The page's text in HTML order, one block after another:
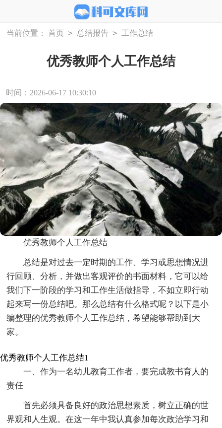
当前位置： 首页 > 总结报告 > 工作总结
优秀教师个人工作总结
时间：2026-06-17 10:30:10
优秀教师个人工作总结
总结是对过去一定时期的工作、学习或思想情况进
行回顾、分析，并做出客观评价的书面材料，它可以给
我们下一阶段的学习和工作生活做指导，不如立即行动
起来写一份总结吧。那么总结有什么格式呢？以下是小
编整理的优秀教师个人工作总结，希望能够帮助到大
家。
优秀教师个人工作总结1
一、作为一名幼儿教育工作者，要完成教书育人的
责任
首先必须具备良好的政治思想素质，树立正确的世
界观和人生观。在这一年中我认真参加每次政治学习和